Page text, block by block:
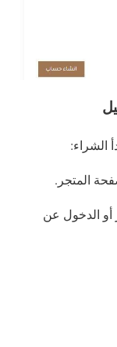
الشراء:
المتجر.
أو الدخول عن